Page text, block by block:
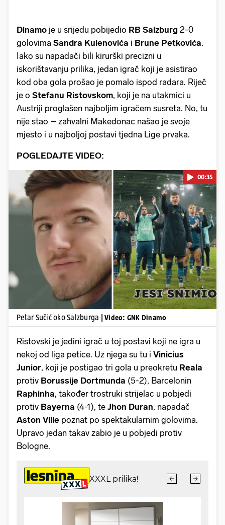
Dinamo je u srijedu pobijedio RB Salzburg 2-0
golovima Sandra Kulenovića i Brune Petkovića.
Iako su napadači bili kirurški precizni u
iskorištavanju prilika, jedan igrač koji je asistirao
kod oba gola prošao je pomalo ispod radara. Riječ
je o Stefanu Ristovskom, koji je na utakmici u
Austriji proglašen najboljim igračem susreta. No, tu
nije stao – zahvalni Makedonac našao je svoje
mjesto i u najboljoj postavi tjedna Lige prvaka.
POGLEDAJTE VIDEO:
Pokretanje videa...
00:35
Petar Sučić oko Salzburga | Video: GNK Dinamo
Ristovski je jedini igrač u toj postavi koji ne igra u
nekoj od liga petice. Uz njega su tu i Vinicius
Junior, koji je postigao tri gola u preokretu Reala
protiv Borussije Dortmunda (5-2), Barcelonin
Raphinha, također trostruki strijelac u pobjedi
protiv Bayerna (4-1), te Jhon Duran, napadač
Aston Ville poznat po spektakularnim golovima.
Upravo jedan takav zabio je u pobjedi protiv
Bologne.